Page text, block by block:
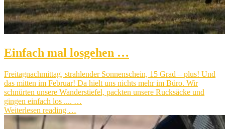
Einfach mal losgehen …
Freitagnachmittag, strahlender Sonnenschein, 15 Grad – plus! Und
das mitten im Februar! Da hielt uns nichts mehr im Büro. Wir
schnürten unsere Wanderstiefel, packten unsere Rucksäcke und
gingen einfach los .... …
Weiterlesen reading …